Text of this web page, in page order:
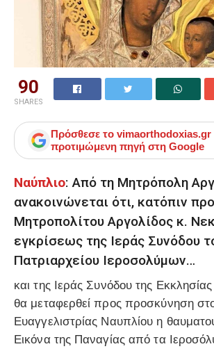
90
SHARES
Πρόσθεσε το vimaorthodoxias.gr
προτιμώμενη πηγή στη Google
Ναύπλιο: Από τη Μητρόπολη
ανακοινώνεται ότι, κατόπιν
Μητροπολίτου Αργολίδος κ.
εγκρίσεως της Ιεράς Συνόδου
Πατριαρχείου Ιεροσολύμων…
και της Ιεράς Συνόδου της
θα μεταφερθεί προς προσκύνηση
Ευαγγελιστρίας Ναυπλίου η
Εικόνα της Παναγίας από τα